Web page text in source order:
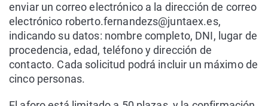
enviar un correo electrónico a la dirección de correo
electrónico roberto.fernandezs@juntaex.es,
indicando su datos: nombre completo, DNI, lugar de
procedencia, edad, teléfono y dirección de
contacto. Cada solicitud podrá incluir un máximo de
cinco personas.